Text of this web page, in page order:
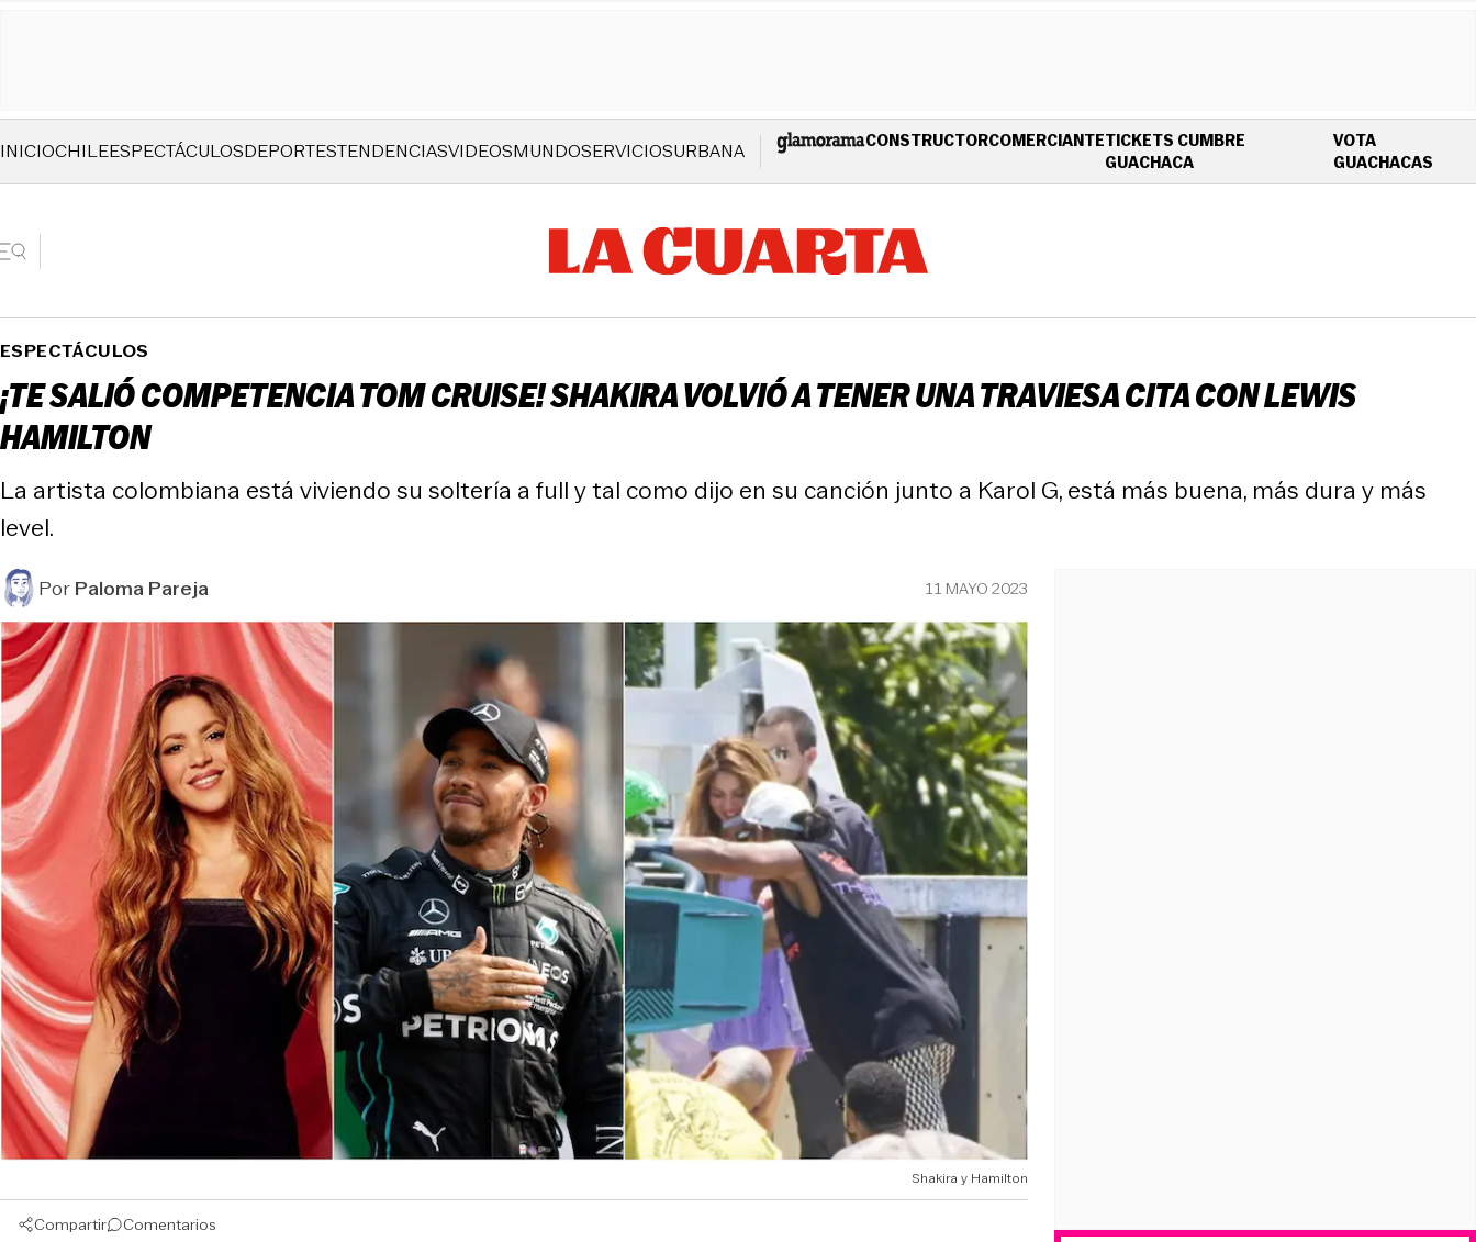
INICIOCHILEESPECTÁCULOSDEPORTESTENDENCIASVIDEOSMUNDOSERVICIOSURBANA CONSTRUCTORCOMERCIANTETICKETS CUMBRE
GUACHACAOPENS IN NEW WINDOW
VOTA
GUACHACAS
ESPECTÁCULOS
¡TE SALIÓ COMPETENCIA TOM CRUISE! SHAKIRA VOLVIÓ A TENER UNA TRAVIESA CITA CON LEWIS
HAMILTON
La artista colombiana está viviendo su soltería a full y tal como dijo en su canción junto a Karol G, está más buena, más dura y más
level.
PorPaloma Pareja 11 MAYO 2023
Shakira y Hamilton
Compartir Comentarios